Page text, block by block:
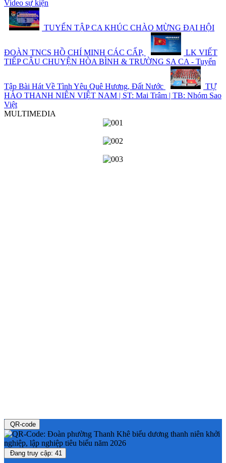
Video sự kiện
TUYỂN TẬP CA KHÚC CHÀO MỪNG ĐẠI HỘI
ĐOÀN TNCS HỒ CHÍ MINH CÁC CẤP,
LK VIẾT
TIẾP CÂU CHUYỆN HÒA BÌNH & TRƯỜNG SA CA - Tuyển
Tập Bài Hát Về Tình Yêu Quê Hương, Đất Nước
TỰ
HÀO THANH NIÊN VIỆT NAM | ST: Mai Trâm | TB: Nhóm Sao
Việt
MULTIMEDIA
QR-code
Đang truy cập: 41